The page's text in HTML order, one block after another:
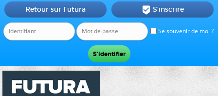
Se souvenir de moi ?
Retour sur Futura  S'inscrire